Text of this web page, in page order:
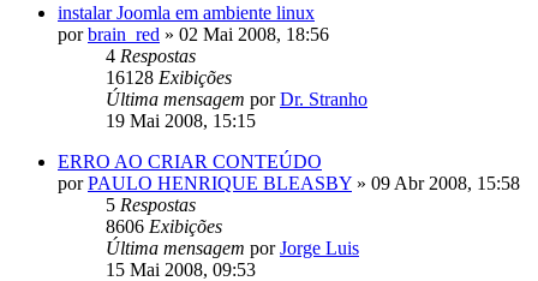
instalar Joomla em ambiente linux
porbrain_red » 02 Mai 2008, 18:56
4 Respostas
16128 Exibições
Última mensagem porDr. Stranho
19 Mai 2008, 15:15
ERRO AO CRIAR CONTEÚDO
porPAULO HENRIQUE BLEASBY » 09 Abr 2008, 15:58
5 Respostas
8606 Exibições
Última mensagem porJorge Luis
15 Mai 2008, 09:53